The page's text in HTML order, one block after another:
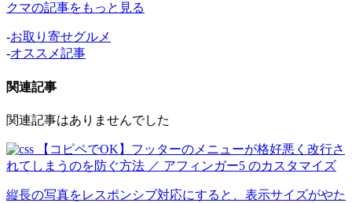
クマの記事をもっと見る
-お取り寄せグルメ
-オススメ記事
関連記事
関連記事はありませんでした
【コピペでOK】フッターのメニューが格好悪く改行さ
れてしまうのを防ぐ方法 ／ アフィンガー5 のカスタマイズ
縦長の写真をレスポンシブ対応にすると、表示サイズがやた